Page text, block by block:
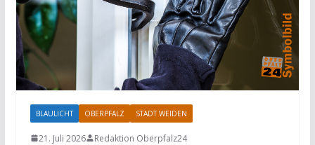
BLAULICHT OBERPFALZ STADT WEIDEN
21. Juli 2026 Redaktion Oberpfalz24